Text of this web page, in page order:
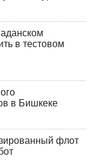
в тестовом
в Бишкеке
флот